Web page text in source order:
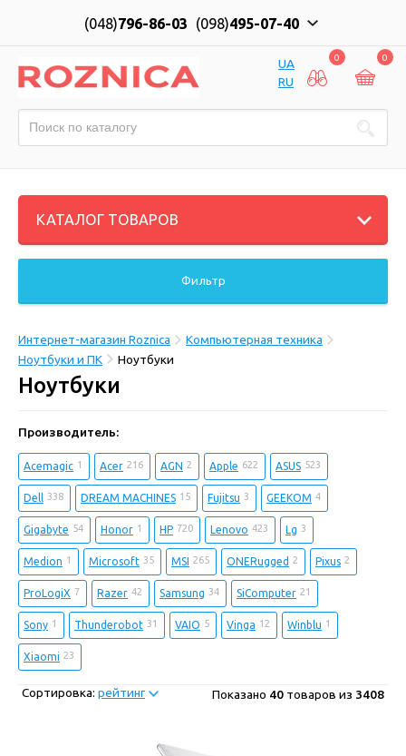
(048)796-86-03 (098)495-07-40
UA
RU
0 0
КАТАЛОГ ТОВАРОВ
Фильтр
Интернет-магазин Roznica
Компьютерная техника
Ноутбуки и ПК
Ноутбуки
Ноутбуки
Производитель:
Acemagic 1 Acer 216 AGN 2 Apple 622 ASUS 523
Dell 338 DREAM MACHINES 15 Fujitsu 3 GEEKOM 4
Gigabyte 54 Honor 1 HP 720 Lenovo 423 Lg 3
Medion 1 Microsoft 35 MSI 265 ONERugged 2 Pixus 2
ProLogiX 7 Razer 42 Samsung 34 SiComputer 21
Sony 1 Thunderobot 31 VAIO 5 Vinga 12 Winblu 1
Xiaomi 23
Сортировка: рейтинг Показано 40 товаров из 3408